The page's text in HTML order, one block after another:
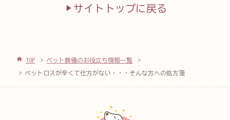
サイトトップに戻る
TOP ペット葬儀のお役立ち情報一覧
ペットロスが辛くて仕方がない・・・そんな方への処方箋